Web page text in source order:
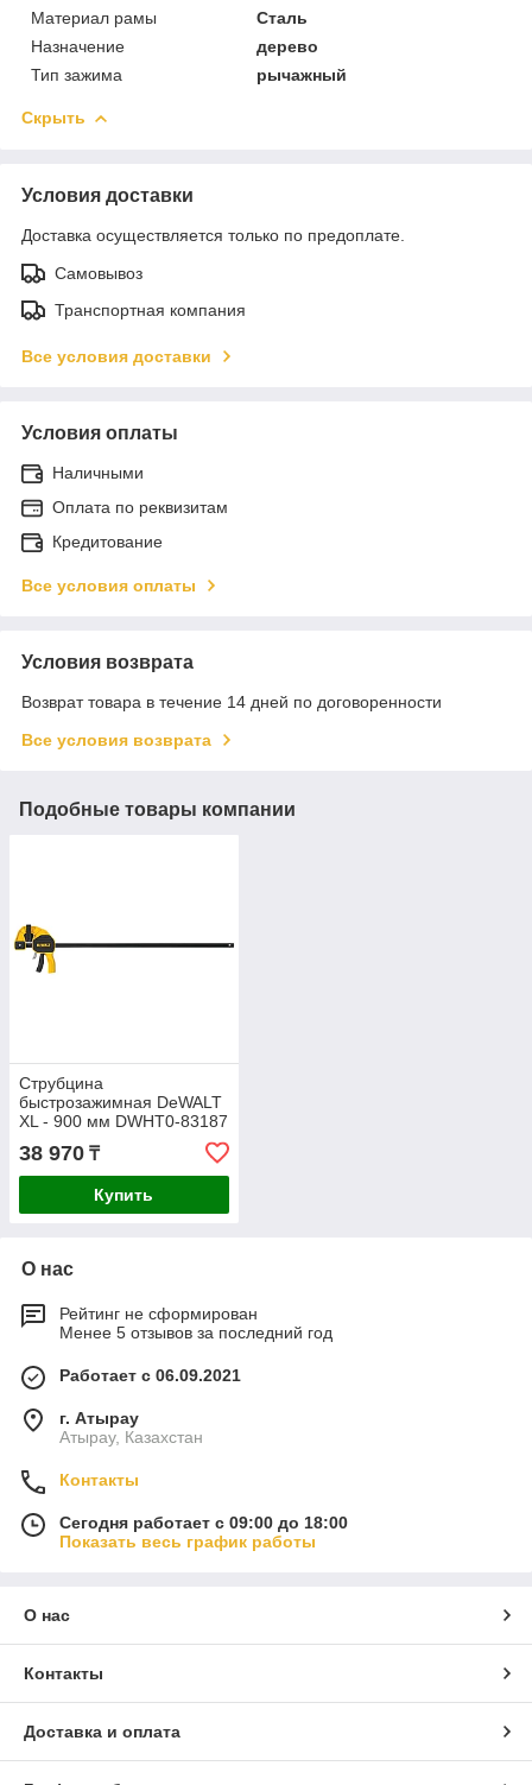
Материал рамы
Сталь
Назначение
дерево
Тип зажима
рычажный
Скрыть
Условия доставки
Доставка осуществляется только по предоплате.
Самовывоз
Транспортная компания
Все условия доставки
Условия оплаты
Наличными
Оплата по реквизитам
Кредитование
Все условия оплаты
Условия возврата
Возврат товара в течение 14 дней по договоренности
Все условия возврата
Подобные товары компании
Струбцина
быстрозажимная DeWALT
XL - 900 мм DWHT0-83187
38 970 ₸
Купить
О нас
Рейтинг не сформирован
Менее 5 отзывов за последний год
Работает с 06.09.2021
г. Атырау
Атырау, Казахстан
Контакты
Сегодня работает с 09:00 до 18:00
Показать весь график работы
О нас
Контакты
Доставка и оплата